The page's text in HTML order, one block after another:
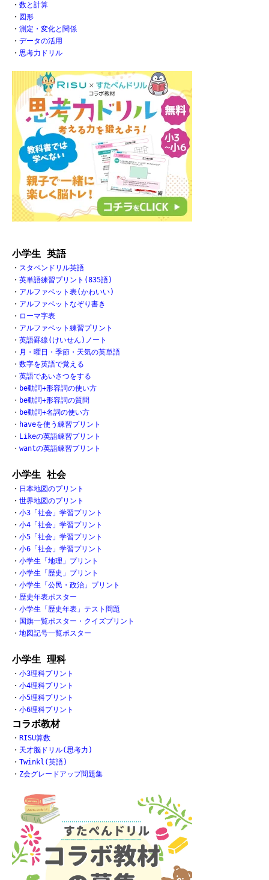
・ 数と計算
・ 図形
・ 測定・変化と関係
・ データの活用
・ 思考力ドリル
小学生 英語
・ スタペンドリル英語
・ 英単語練習プリント(835語)
・ アルファベット表(かわいい)
・ アルファベットなぞり書き
・ ローマ字表
・ アルファベット練習プリント
・ 英語罫線(けいせん)ノート
・ 月・曜日・季節・天気の英単語
・ 数字を英語で覚える
・ 英語であいさつをする
・ be動詞+形容詞の使い方
・ be動詞+形容詞の質問
・ be動詞+名詞の使い方
・ haveを使う練習プリント
・ Likeの英語練習プリント
・ wantの英語練習プリント
小学生 社会
・ 日本地図のプリント
・ 世界地図のプリント
・ 小3「社会」学習プリント
・ 小4「社会」学習プリント
・ 小5「社会」学習プリント
・ 小6「社会」学習プリント
・ 小学生「地理」プリント
・ 小学生「歴史」プリント
・ 小学生「公民・政治」プリント
・ 歴史年表ポスター
・ 小学生「歴史年表」テスト問題
・ 国旗一覧ポスター・クイズプリント
・ 地図記号一覧ポスター
小学生 理科
・ 小3理科プリント
・ 小4理科プリント
・ 小5理科プリント
・ 小6理科プリント
コラボ教材
・ RISU算数
・ 天才脳ドリル(思考力)
・ Twinkl(英語)
・ Z会グレードアップ問題集